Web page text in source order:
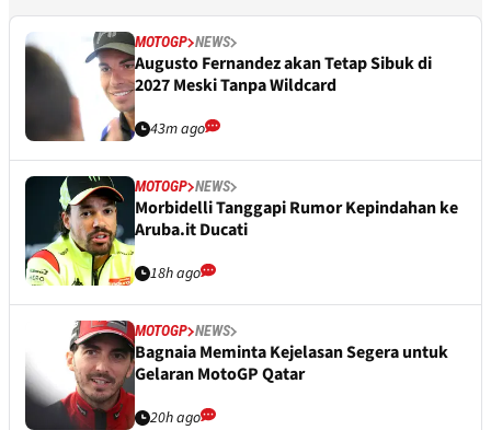
MOTOGP NEWS
Augusto Fernandez akan Tetap Sibuk di
2027 Meski Tanpa Wildcard
43m ago
MOTOGP NEWS
Morbidelli Tanggapi Rumor Kepindahan ke
Aruba.it Ducati
18h ago
MOTOGP NEWS
Bagnaia Meminta Kejelasan Segera untuk
Gelaran MotoGP Qatar
20h ago